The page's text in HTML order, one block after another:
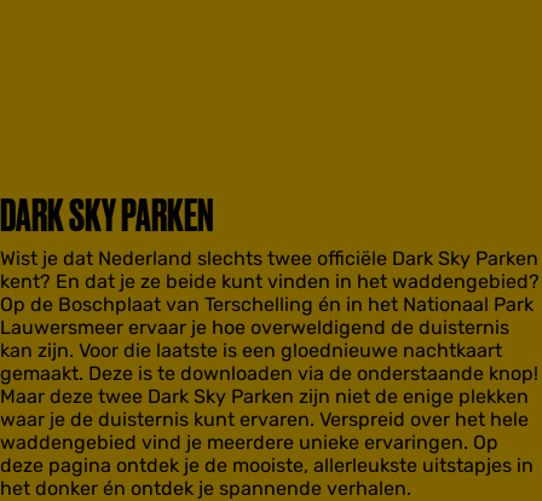
DARK SKY PARKEN
Wist je dat Nederland slechts twee officiële Dark Sky Parken
kent? En dat je ze beide kunt vinden in het waddengebied?
Op de Boschplaat van Terschelling én in het Nationaal Park
Lauwersmeer ervaar je hoe overweldigend de duisternis
kan zijn. Voor die laatste is een gloednieuwe nachtkaart
gemaakt. Deze is te downloaden via de onderstaande knop!
Maar deze twee Dark Sky Parken zijn niet de enige plekken
waar je de duisternis kunt ervaren. Verspreid over het hele
waddengebied vind je meerdere unieke ervaringen. Op
deze pagina ontdek je de mooiste, allerleukste uitstapjes in
het donker én ontdek je spannende verhalen.